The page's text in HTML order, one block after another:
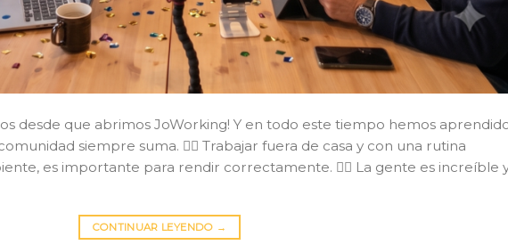
desde que abrimos JoWorking! Y en todo este tiempo hemos
siempre suma. 👉🏼 Trabajar fuera de casa y con una rutina
es importante para rendir correctamente. 👉🏼 La gente es increíble
CONTINUAR LEYENDO →